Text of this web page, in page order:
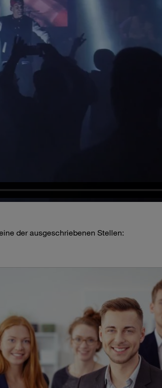
der ausgeschriebenen Stellen: